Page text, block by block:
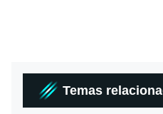
Temas